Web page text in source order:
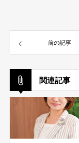
前の記事
関連記事